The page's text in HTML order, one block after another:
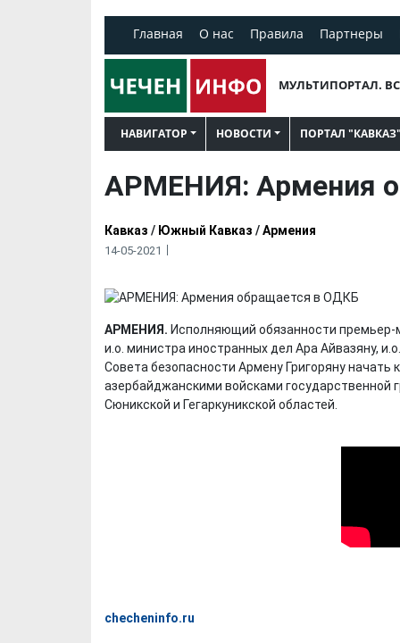
Главная О нас Правила Партнеры
МУЛЬТИПОРТАЛ.
НАВИГАТОР НОВОСТИ ПОРТАЛ "КАВКАЗ"
АРМЕНИЯ: Армения
Кавказ / Южный Кавказ /Армения
14-05-2021
АРМЕНИЯ. Исполняющий обязанности
и.о. министра иностранных дел Ара Айвазяну,
Совета безопасности Армену Григоряну
азербайджанскими войсками государственной
Сюникской и Гегаркуникской областей.
checheninfo.ru